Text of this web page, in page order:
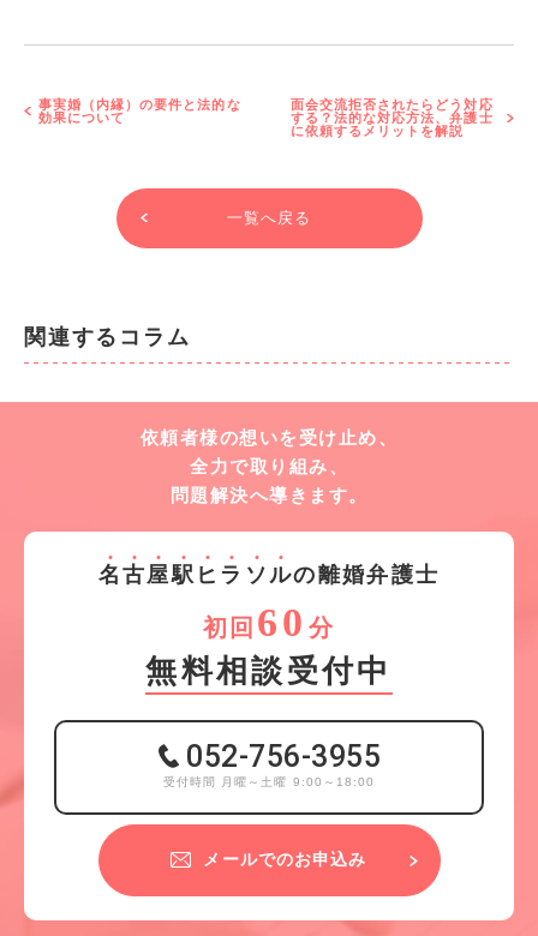
事実婚（内縁）の要件と法的な
効果について
面会交流拒否されたらどう対応
する？法的な対応方法、弁護士
に依頼するメリットを解説
一覧へ戻る
関連するコラム
依頼者様の想いを受け止め、
全力で取り組み、
問題解決へ導きます。
名 古 屋駅 ヒ ラ ソ ルの離婚弁護士
初回 60 分
無料相談受付中
052-756-3955
受付時間 月曜～土曜 9:00～18:00
メールでのお申込み